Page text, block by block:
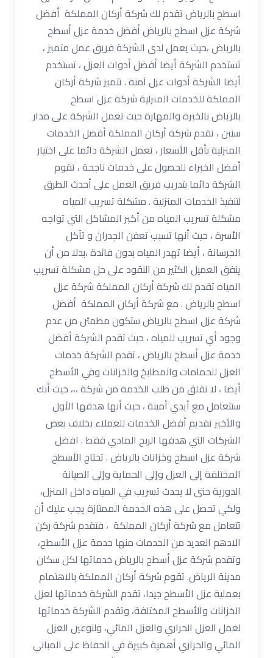
اسطح بالرياض تقدم لك شركة أركان المملكة أفضل
شركة عزل اسطح بالرياض أفضل خدمة عزل أسطح
بالرياض ،حيث يعمل لدى الشركة فريق عمل متميز ،
تستخدم الشركة أيضا أفضل أدوات العزل ، تستخدم
أيضا الشركة أدوات عزل آمنة . تتميز شركة أركان
المملكة للخدمات المنزلية شركة عزل اسطح
بالرياض بالخبرة والمهارة حيث تعمل الشركة على مدار
سنين ، تقدم شركة أركان المملكة أفضل الخدمات
المنزلية بأقل الأسعار ، تعمل الشركة دائما على اختيار
أفضل الخبراء للحصول على خدمات ناجحة ، تقوم
الشركة دائما بتدريب فريق العمل على أحدث الطرق
لتنفيذ الخدمات المنزلية . مشكلة تسريب المياه
مشكلة تسريب المياه من أكبر المشاكل التي تواجه
الأسرة ، حيث أنها تسبب تعفن الجدران و تآكل
الخرسانة ، أيضا تهدر المياه بدون فائدة ،بدلا من أن
ينفق العميل الكثير من النقود على حل مشكلة تسريب
المياه تقدم لك شركة أركان المملكة شركة عزل
اسطح بالرياض . مع شركة أركان المملكة أفضل
شركة عزل اسطح بالرياض ستكون مطمئن من عدم
وجود أي تسريب للمياه ، حيث تقدم الشركة أفضل
خدمة عزل أسطح بالرياض ، تقدم الشركة خدمات
العزل للحمامات والمطابخ والخزانات وفي الأسطح
أيضا ، لا تقلق من طلب الخدمة من شركة ،،، حيث أنك
ستتعامل مع أيدي أمينة ، حيث أنها هدفها الأول
والأخير تقديم أفضل الخدمات للعملاء بخلاف بعض
الشركات التي هدفها الربح المادي فقط . افضل
شركة عزل اسطح وخزانات بالرياض . تحتاج الأسطح
المختلفة إلى العزل وإلى الحماية وإلى الصيانة
الدورية حتى لا يحدث تسريب في المياه داخل المنزل،
ولكي تحصل على هذه الخدمة الممتازة يجب عليك أن
تتعامل مع شركة أركان المملكة ، فتقدم شركة ركن
الادهم العديد من الخدمات منها خدمة عزل الأسطح،
وتقدم شركة عزل أسطح بالرياض خدماتها لكل سكان
مدينة الرياض. تقوم شركة أركان المملكة بالاهتمام
بعملية عزل الأسطح جيدا، تقدم الشركة خدماتها لعزل
الخزانات والأسطح المختلفة، وتقدم الشركة خدماتها
لعمل العزل الحراري والعزل المائي، ولنوعين العزل
المائي والحراري أهمية كبيرة في الحفاظ على المباني